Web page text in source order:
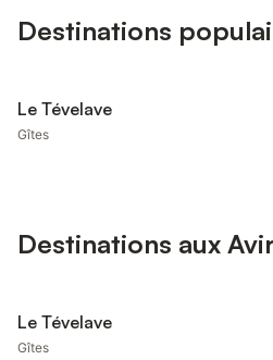
Destinations
Le Tévelave
Gîtes
Destinations aux
Le Tévelave
Gîtes